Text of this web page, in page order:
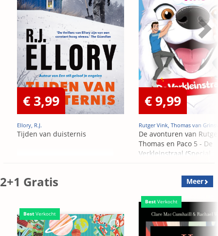
€ 3,99
Ellory, R.J.
Tijden van duisternis
€ 9,99
Rutger Vink, Thomas van
De avonturen van
Thomas en Paco 5 - De
Verkleinstraal (Special
2+1 Gratis Meer
Best Verkocht
Best Verkocht